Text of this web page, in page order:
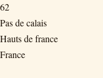
62
Pas de calais
Hauts de france
France